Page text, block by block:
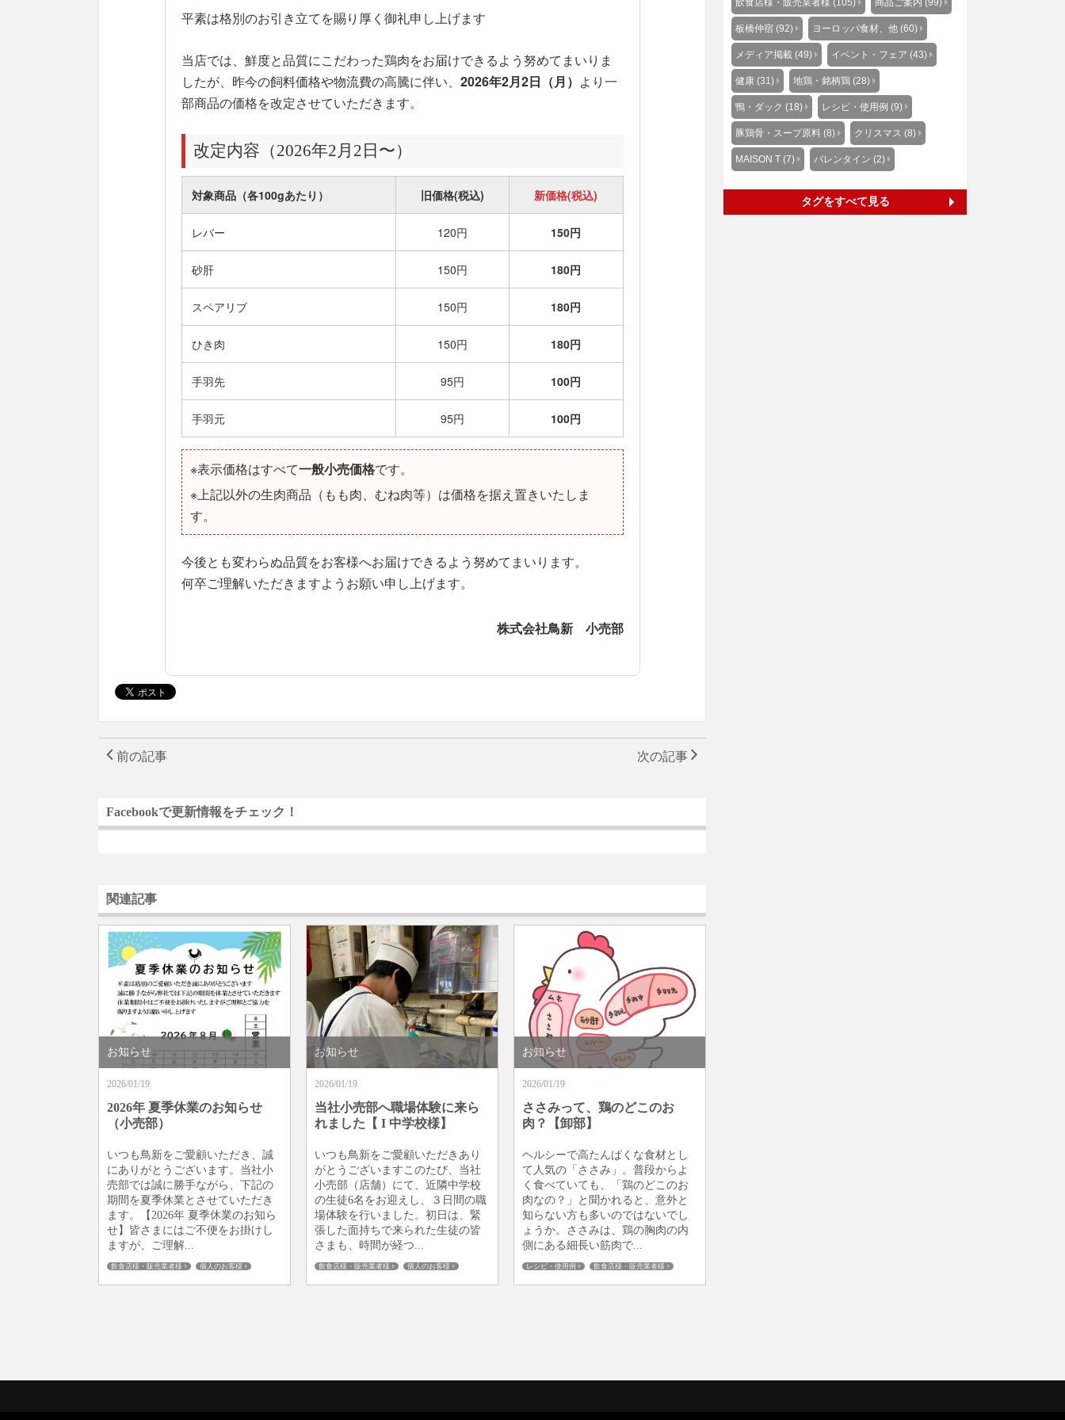
平素は格別のお引き立てを賜り厚く御礼申し上げます
当店では、鮮度と品質にこだわった鶏肉をお届けできるよう努めてまいりま
したが、昨今の飼料価格や物流費の高騰に伴い、 2026年2月2日（月） より一
部商品の価格を改定させていただきます。
改定内容（2026年2月2日〜）
対象商品（各100gあたり） 旧価格(税込) 新価格(税込)
レバー 120円 150円
砂肝 150円 180円
スペアリブ 150円 180円
ひき肉 150円 180円
手羽先 95円 100円
手羽元 95円 100円
※表示価格はすべて一般小売価格です。
※上記以外の生肉商品（もも肉、むね肉等）は価格を据え置きいたしま
す。
今後とも変わらぬ品質をお客様へお届けできるよう努めてまいります。
何卒ご理解いただきますようお願い申し上げます。
株式会社鳥新 小売部
前の記事 次の記事
Facebookで更新情報をチェック！
関連記事
お知らせ
2026/01/19
2026年 夏季休業のお知らせ
（小売部）
いつも鳥新をご愛顧いただき、誠
にありがとうございます。当社小
売部では誠に勝手ながら、下記の
期間を夏季休業とさせていただき
ます。【2026年 夏季休業のお知ら
せ】皆さまにはご不便をお掛けし
ますが、ご理解...
飲食店様・販売業者様
個人のお客様
お知らせ
2026/01/19
当社小売部へ職場体験に来ら
れました【 I 中学校様】
いつも鳥新をご愛顧いただきあり
がとうございますこのたび、当社
小売部（店舗）にて、近隣中学校
の生徒6名をお迎えし、３日間の職
場体験を行いました。初日は、緊
張した面持ちで来られた生徒の皆
さまも、時間が経つ...
飲食店様・販売業者様
個人のお客様
お知らせ
2026/01/19
ささみって、鶏のどこのお
肉？【卸部】
ヘルシーで高たんぱくな食材とし
て人気の「ささみ」。普段からよ
く食べていても、「鶏のどこのお
肉なの？」と聞かれると、意外と
知らない方も多いのではないでし
ょうか。ささみは、鶏の胸肉の内
側にある細長い筋肉で...
レシピ・使用例
飲食店様・販売業者様
飲食店様・販売業者様 (105) 商品ご案内 (99)
板橋仲宿 (92) ヨーロッパ食材、他 (60)
メディア掲載 (49) イベント・フェア (43)
健康 (31) 地鶏・銘柄鶏 (28)
鴨・ダック (18) レシピ・使用例 (9)
豚鶏骨・スープ原料 (8) クリスマス (8)
MAISON T (7) バレンタイン (2)
タグをすべて見る